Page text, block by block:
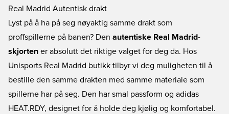
Real Madrid Autentisk drakt
Lyst på å ha på seg nøyaktig samme drakt som
proffspillerne på banen? Den autentiske Real Madrid-
skjorten er absolutt det riktige valget for deg da. Hos
Unisports Real Madrid butikk tilbyr vi deg muligheten til å
bestille den samme drakten med samme materiale som
spillerne har på seg. Den har smal passform og adidas
HEAT.RDY, designet for å holde deg kjølig og komfortabel.